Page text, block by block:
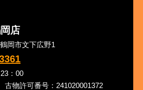
店
岡市文下広野1
：00
物許可番号：241020001372